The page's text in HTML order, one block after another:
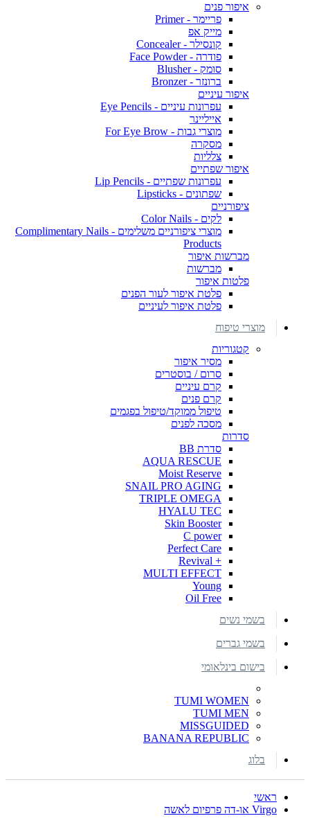
איפור פנים
פריימר - Primer
מייק אפ
קונסילר - Concealer
פודרה - Face Powder
סומק - Blusher
ברונזר - Bronzer
איפור עיניים
עפרונות עיניים - Eye Pencils
אייליינר
מוצרי גבות - For Eye Brow
מסקרה
צלליות
איפור שפתיים
עפרונות שפתיים - Lip Pencils
שפתונים - Lipsticks
ציפורניים
לקים - Color Nails
מוצרי ציפורניים משלימים - Complimentary Nails
Products
מברשות איפור
מברשות
פלטות איפור
פלטת איפור לעור הפנים
פלטת איפור לעיניים
מוצרי טיפוח
קטגוריות
מסיר איפור
סרום / בוסטרים
קרם עיניים
קרם פנים
טיפול ממוקד/טיפול בפגמים
מסכה לפנים
סדרות
סדרת BB
AQUA RESCUE
Moist Reserve
SNAIL PRO AGING
TRIPLE OMEGA
HYALU TEC
Skin Booster
C power
Perfect Care
+ Revival
MULTI EFFECT
Young
Oil Free
בשמי נשים
בשמי גברים
בישום בינלאומי
TUMI WOMEN
TUMI MEN
MISSGUIDED
BANANA REPUBLIC
בלוג
ראשי
Virgo או-דה פרפיום לאשה